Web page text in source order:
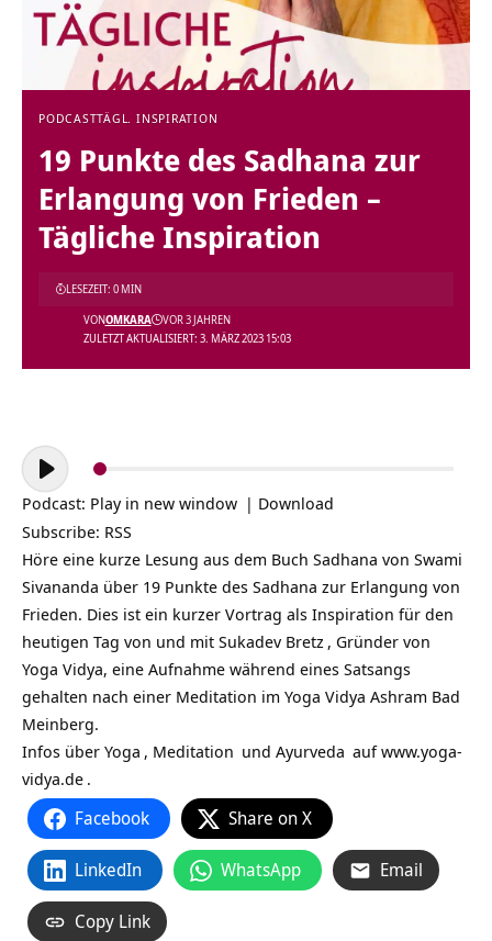
PODCASTTÄGL. INSPIRATION
19 Punkte des Sadhana zur
Erlangung von Frieden –
Tägliche Inspiration
ZULETZT AKTUALISIERT: 3. MÄRZ 2023 15:03
VONOMKARA VOR 3 JAHREN
LESEZEIT: 0 MIN
Audio-
Player
Podcast: Play in new window | Download
Subscribe: RSS
Höre eine kurze Lesung aus dem Buch Sadhana von Swami
Sivananda über 19 Punkte des Sadhana zur Erlangung von
Frieden. Dies ist ein kurzer Vortrag als Inspiration für den
heutigen Tag von und mit Sukadev Bretz , Gründer von
Yoga Vidya, eine Aufnahme während eines Satsangs
gehalten nach einer Meditation im Yoga Vidya Ashram Bad
Meinberg.
Infos über Yoga , Meditation und Ayurveda aufwww.yoga-
vidya.de .
Facebook Share on X
LinkedIn WhatsApp Email
Copy Link